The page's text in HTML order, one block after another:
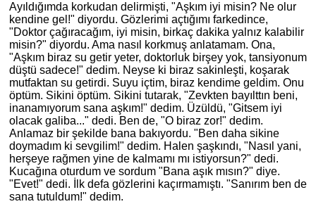
Ayıldığımda korkudan delirmişti, "Aşkım iyi misin? Ne olur
kendine gel!" diyordu. Gözlerimi açtığımı farkedince,
"Doktor çağıracağım, iyi misin, birkaç dakika yalnız kalabilir
misin?" diyordu. Ama nasıl korkmuş anlatamam. Ona,
"Aşkım biraz su getir yeter, doktorluk birşey yok, tansiyonum
düştü sadece!" dedim. Neyse ki biraz sakinleşti, koşarak
mutfaktan su getirdi. Suyu içtim, biraz kendime geldim. Onu
öptüm. Sikini öptüm. Sikini tutarak, "Zevkten bayılttın beni,
inanamıyorum sana aşkım!" dedim. Üzüldü, "Gitsem iyi
olacak galiba..." dedi. Ben de, "O biraz zor!" dedim.
Anlamaz bir şekilde bana bakıyordu. "Ben daha sikine
doymadım ki sevgilim!" dedim. Halen şaşkındı, "Nasıl yani,
herşeye rağmen yine de kalmamı mı istiyorsun?" dedi.
Kucağına oturdum ve sordum "Bana aşık mısın?" diye.
"Evet!" dedi. İlk defa gözlerini kaçırmamıştı. "Sanırım ben de
sana tutuldum!" dedim.